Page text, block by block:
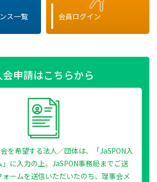
ス一覧 会員ログイン
会申請はこちらから
を希望する法人／団体は、「JaSPON入
に入力の上、JaSPON事務局までご送
ームを送信いただいたのち、理事会メ